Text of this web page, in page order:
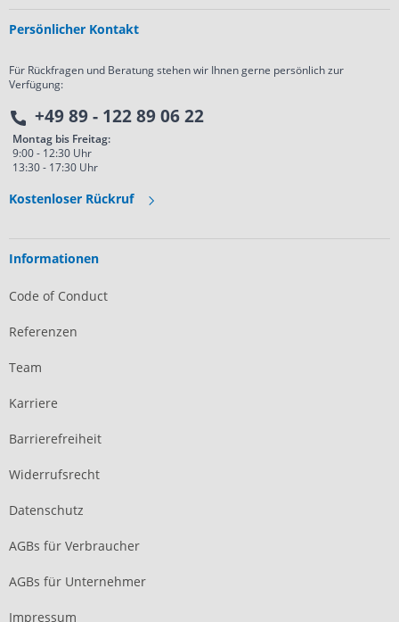
Persönlicher Kontakt
Für Rückfragen und Beratung stehen wir Ihnen gerne persönlich zur
Verfügung:
+49 89 - 122 89 06 22
Montag bis Freitag:
9:00 - 12:30 Uhr
13:30 - 17:30 Uhr
Kostenloser Rückruf
Informationen
Code of Conduct
Referenzen
Team
Karriere
Barrierefreiheit
Widerrufsrecht
Datenschutz
AGBs für Verbraucher
AGBs für Unternehmer
Impressum